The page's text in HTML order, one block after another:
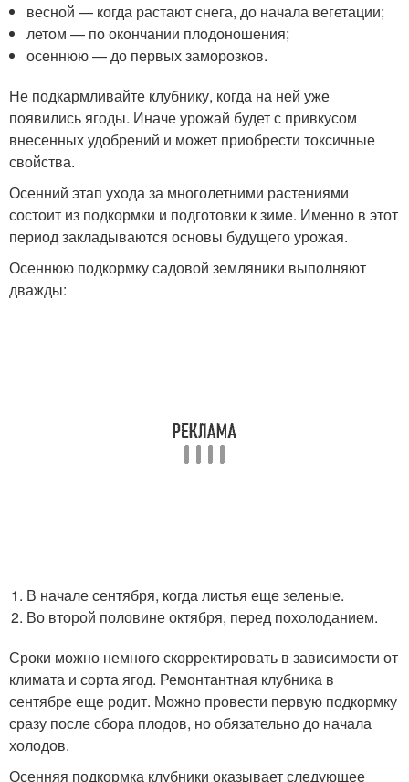
весной — когда растают снега, до начала вегетации;
летом — по окончании плодоношения;
осеннюю — до первых заморозков.
Не подкармливайте клубнику, когда на ней уже
появились ягоды. Иначе урожай будет с привкусом
внесенных удобрений и может приобрести токсичные
свойства.
Осенний этап ухода за многолетними растениями
состоит из подкормки и подготовки к зиме. Именно в этот
период закладываются основы будущего урожая.
Осеннюю подкормку садовой земляники выполняют
дважды:
В начале сентября, когда листья еще зеленые.
Во второй половине октября, перед похолоданием.
Сроки можно немного скорректировать в зависимости от
климата и сорта ягод. Ремонтантная клубника в
сентябре еще родит. Можно провести первую подкормку
сразу после сбора плодов, но обязательно до начала
холодов.
Осенняя подкормка клубники оказывает следующее